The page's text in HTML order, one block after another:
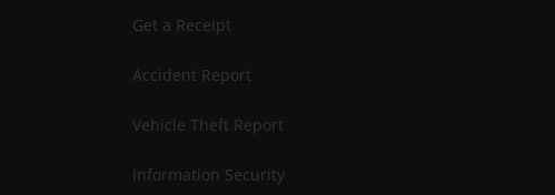
Get a Receipt
Accident Report
Vehicle Theft Report
Information Security